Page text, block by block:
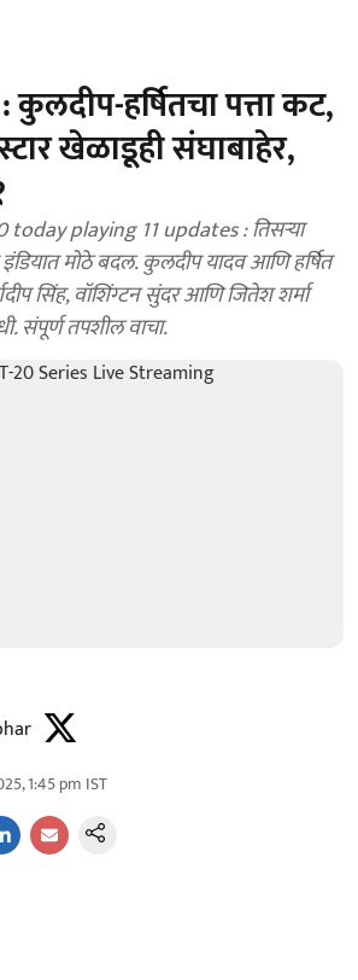
हर्षितचा पत्ता कट,
खेळाडूही संघाबाहेर,
playing 11 updates : तिसऱ्या
इंडियात मोठे बदल. कुलदीप यादव आणि हर्षित
सिंह, वॉशिंग्टन सुंदर आणि जितेश शर्मा
संपूर्ण तपशील वाचा.
1:45 pm IST